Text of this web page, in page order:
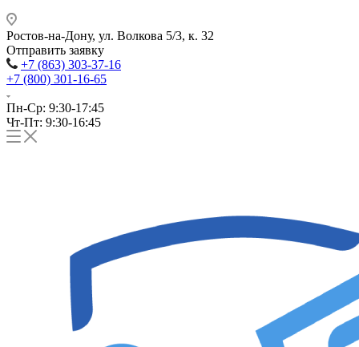
Ростов-на-Дону, ул. Волкова 5/3, к. 32
Отправить заявку
+7 (863) 303-37-16
+7 (800) 301-16-65
Пн-Ср: 9:30-17:45
Чт-Пт: 9:30-16:45